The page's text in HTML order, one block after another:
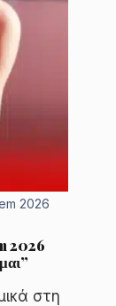
2026
2026
στη